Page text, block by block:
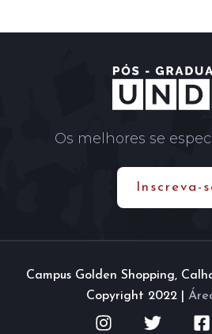
Os melhores se
Inscreva-
Campus Golden Shopping,
Copyright 2022 |